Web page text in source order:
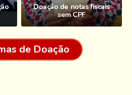
Doação de notas fiscais
sem CPF
de Doação